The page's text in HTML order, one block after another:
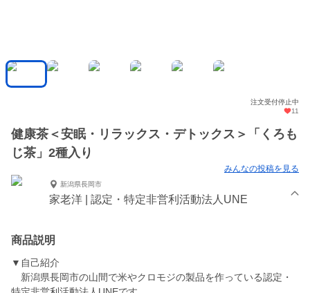
注文受付停止中
11
健康茶＜安眠・リラックス・デトックス＞「くろも
じ茶」2種入り
みんなの投稿を見る
新潟県長岡市
家老洋 | 認定・特定非営利活動法人UNE
商品説明
▼自己紹介
新潟県長岡市の山間で米やクロモジの製品を作っている認定・